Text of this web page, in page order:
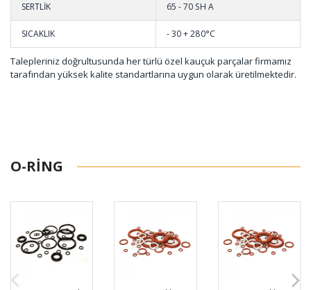
SERTLİK 65 - 70 SH A
SICAKLIK - 30 + 280°C
Talepleriniz doğrultusunda her türlü özel kauçuk parçalar firmamız
tarafından yüksek kalite standartlarına uygun olarak üretilmektedir.
O-RING